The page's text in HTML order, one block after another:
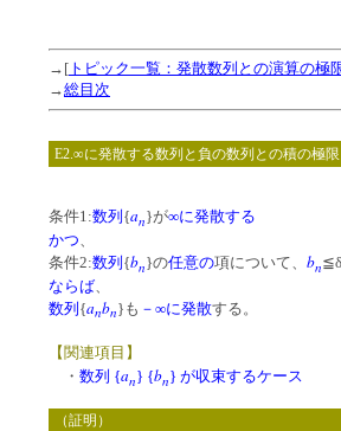
→[ トピック一覧：発散数列との演算の極
→総目次
E2.∞に発散する数列と負の数列との積の極限
条件1:数列 {an}が∞に発散する
かつ
条件2:数列 {bn}の任意の項について、 bn
ならば
数列{anbn}も －∞に発散する。
【関連項目】
・ 数列 {an} {bn} が収束するケース
（証明）